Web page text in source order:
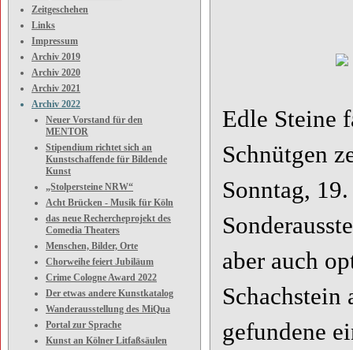
Zeitgeschehen
Links
Impressum
Archiv 2019
Archiv 2020
Archiv 2021
Archiv 2022
Neuer Vorstand für den
MENTOR
Stipendium richtet sich an
Kunstschaffende für Bildende
Kunst
„Stolpersteine NRW“
Acht Brücken - Musik für Köln
das neue Rechercheprojekt des
Comedia Theaters
Menschen, Bilder, Orte
Chorweihe feiert Jubiläum
Crime Cologne Award 2022
Der etwas andere Kunstkatalog
Wanderausstellung des MiQua
Portal zur Sprache
Kunst an Kölner Litfaßsäulen
Edle Steine
Schnütgen
Sonntag,
aber auch
gefundene